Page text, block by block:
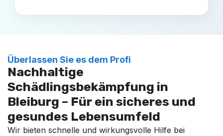
Überlassen Sie es dem Profi
Nachhaltige
Schädlingsbekämpfung in
Bleiburg – Für ein sicheres und
gesundes Lebensumfeld
Wir bieten schnelle und wirkungsvolle Hilfe bei